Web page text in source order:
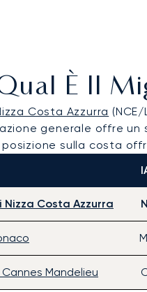
È Il
Costa Azzurra
generale offre
posizione sulla costa
Costa Azzurra
Mandelieu